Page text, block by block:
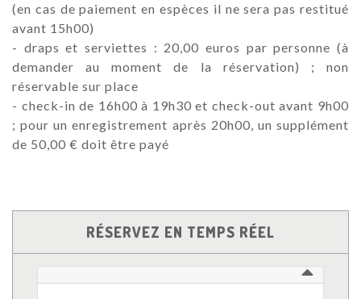
(en cas de paiement en espèces il ne sera pas restitué
avant 15h00)
- draps et serviettes : 20,00 euros par personne (à
demander au moment de la réservation) ; non
réservable sur place
- check-in de 16h00 à 19h30 et check-out avant 9h00
; pour un enregistrement après 20h00, un supplément
de 50,00 € doit être payé
RÉSERVEZ EN TEMPS RÉEL